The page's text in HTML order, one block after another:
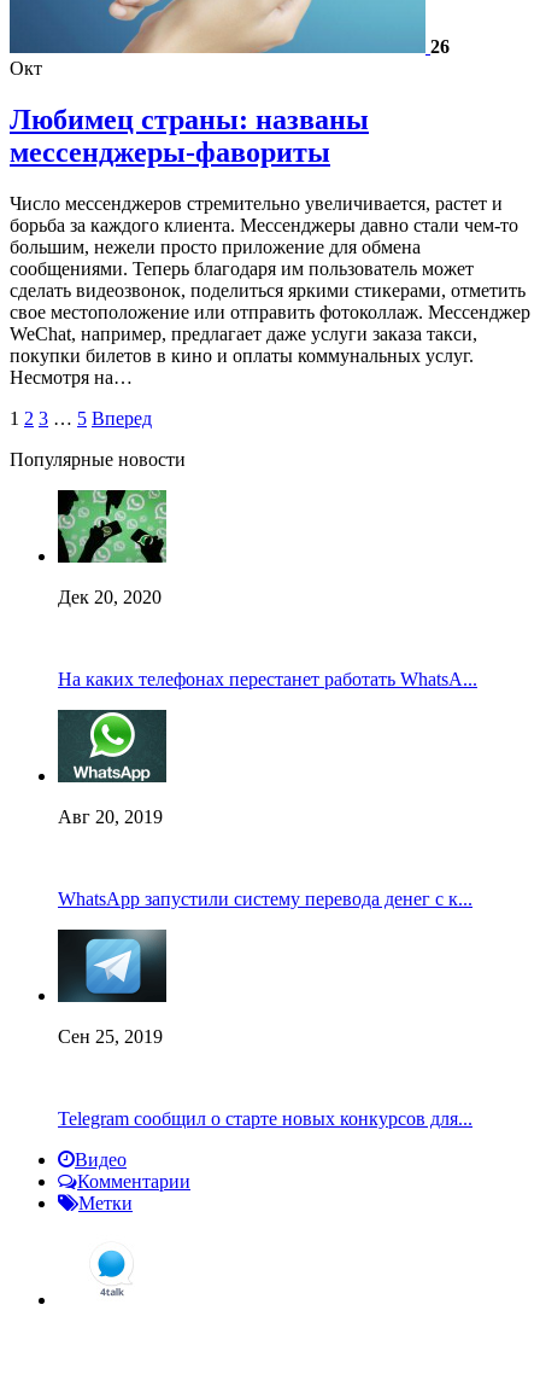
26
Окт
Любимец страны: названы
мессенджеры-фавориты
Число мессенджеров стремительно увеличивается, растет и
борьба за каждого клиента. Мессенджеры давно стали чем-то
большим, нежели просто приложение для обмена
сообщениями. Теперь благодаря им пользователь может
сделать видеозвонок, поделиться яркими стикерами, отметить
свое местоположение или отправить фотоколлаж. Мессенджер
WeChat, например, предлагает даже услуги заказа такси,
покупки билетов в кино и оплаты коммунальных услуг.
Несмотря на…
1 2 3 … 5 Вперед
Популярные новости
Дек 20, 2020
На каких телефонах перестанет работать WhatsA...
Авг 20, 2019
WhatsApp запустили систему перевода денег с к...
Сен 25, 2019
Telegram сообщил о старте новых конкурсов для...
Видео
Комментарии
Метки